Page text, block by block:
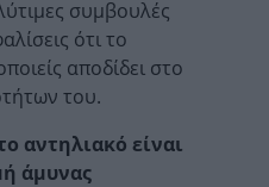
συμβουλές
ότι το
αποδίδει στο
του.
αντηλιακό είναι
άμυνας